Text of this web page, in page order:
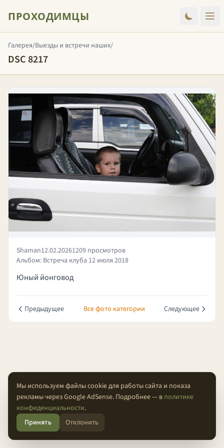
ПРОХОДИМЦЫ
Галерея/Выезды и встречи наших/
DSC 8217
Shaman12.02.20261209 просмотров
Альбом: Встреча клуба 12 июля 2018
Юный йонговод
Предыдущее Все фото категории Следующее
О проектеКонфиденциальность
© 2026 Проходимцы — Там, где кончается асфальт.
Мы используем файлы cookie для работы сайта и показа
рекламы через Google AdSense. Подробнее — в политике
конфиденциальности.
Принять
Отклонить